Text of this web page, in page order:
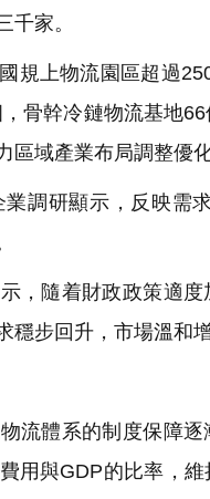
千家。
規上物流園區超過
骨幹冷鏈物流基地
域產業布局調整優
調研顯示，反映需
，隨着財政政策適度
步回升，市場溫和
流體系的制度保障
與GDP的比率，維